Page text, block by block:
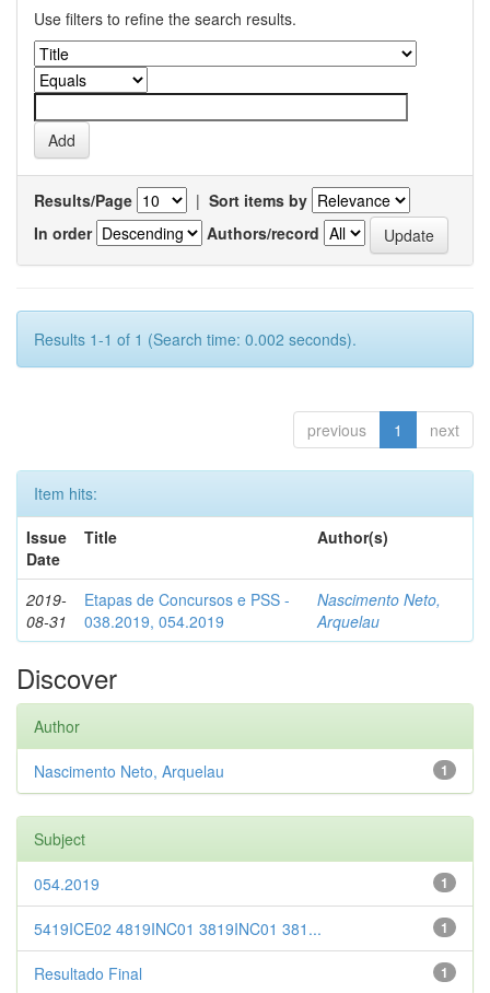
Use filters to refine the search results.
Results/Page | Sort items by
In order
Authors/record
Results 1-1 of 1 (Search time: 0.002 seconds).
previous 1 next
Item hits:
Issue
Date
Title Author(s)
2019-
08-31
Etapas de Concursos e PSS -
038.2019, 054.2019
Nascimento Neto,
Arquelau
Discover
Author
1
Nascimento Neto, Arquelau
Subject
1
054.2019
1
5419ICE02 4819INC01 3819INC01 381...
1
Resultado Final